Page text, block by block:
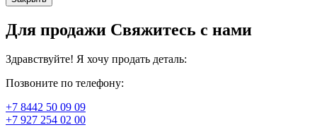
Для продажи Свяжитесь с нами
Здравствуйте! Я хочу продать деталь:
Позвоните по телефону:
+7 8442 50 09 09
+7 927 254 02 00